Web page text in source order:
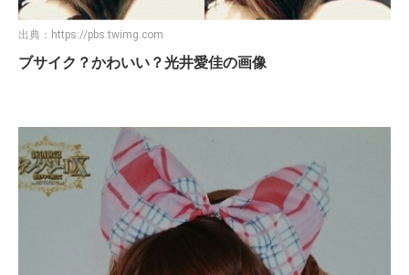
出典： https://pbs.twimg.com
ブサイク？かわいい？光井愛佳の画像